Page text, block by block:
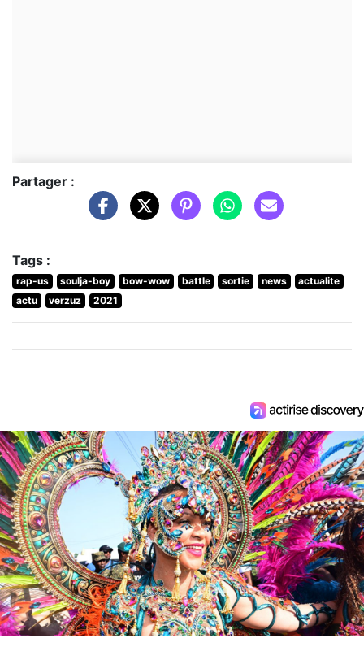
Partager :
Tags :
rap-us soulja-boy bow-wow battle sortie news
actualite
actu
verzuz 2021